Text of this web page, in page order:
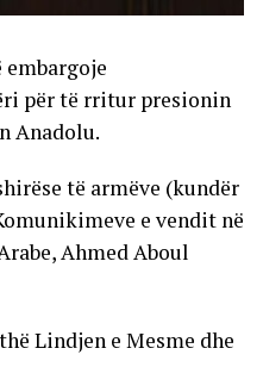
për të rritur presionin
Anadolu.
të armëve (kundër
e vendit në
Ahmed Aboul
Lindjen e Mesme dhe